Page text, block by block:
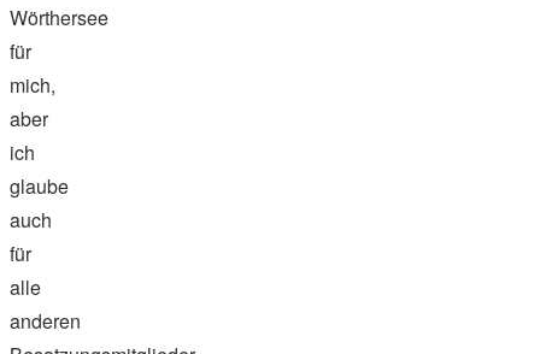
Wörthersee
für
mich,
aber
ich
glaube
auch
für
alle
anderen